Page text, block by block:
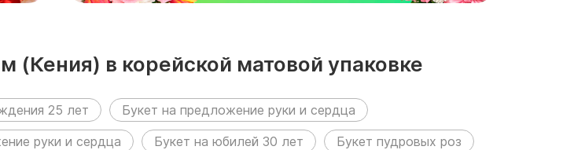
(Кения) в корейской матовой упаковке
25 лет
Букет на предложение руки и сердца
руки и сердца Букет на юбилей 30 лет
Букет пудровых роз